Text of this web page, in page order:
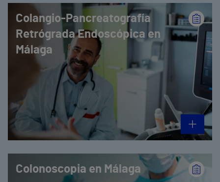
Colangio-Pancreatografía
Retrógrada Endoscópica en
Málaga
Colonoscopia en Málaga